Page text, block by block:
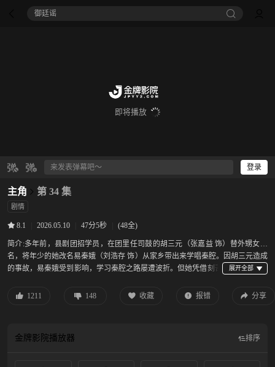
痴迷
即将播放
登录
主角 第 34 集
剧情
8.1 2026.05.10 47分5秒 (48全)
简介:多年前，县剧团招学员，在团里任司鼓的胡三元（张嘉益 饰）替外甥女报
名，将年少的她改名易秦娥（刘浩存 饰）从家乡带出来学唱秦腔。因胡三元造成
的事故，易秦娥受到影响，学习秦腔之路屡遭波折。但她凭借刻苦
上音惊四座，后改名忆秦娥被调入省秦腔团。 她勤学苦练，在台上的演出屡获成
1211 148 收藏 报错 分享
金牌影院播放器 排序